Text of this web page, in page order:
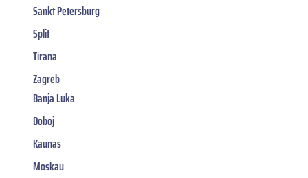
Sankt Petersburg
Split
Tirana
Zagreb
Banja Luka
Doboj
Kaunas
Moskau